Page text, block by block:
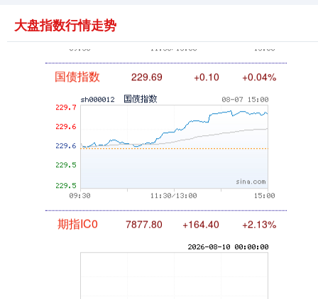
大盘指数行情走势
国债指数
期指IC0